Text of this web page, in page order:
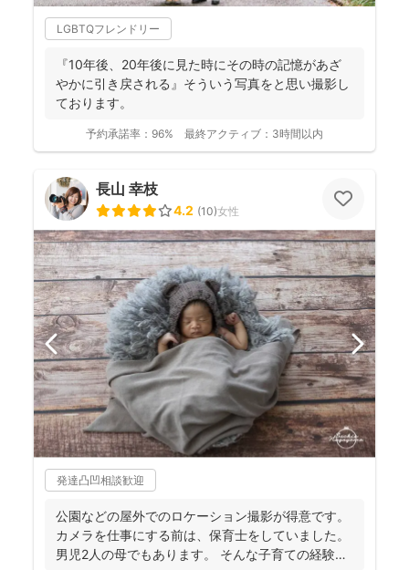
LGBTQフレンドリー
『10年後、20年後に見た時にその時の記憶があざ
やかに引き戻される』そういう写真をと思い撮影し
ております。
予約承諾率： 96% 最終アクティブ： 3時間以内
長山 幸枝
4.2 (10)女性
発達凸凹相談歓迎
公園などの屋外でのロケーション撮影が得意です。
カメラを仕事にする前は、保育士をしていました。
男児2人の母でもあります。 そんな子育ての経験を